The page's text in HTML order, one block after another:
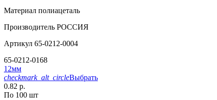
Материал полиацеталь
Производитель РОССИЯ
Артикул 65-0212-0004
65-0212-0168
12мм
checkmark_alt_circleВыбрать
0.82 р.
По 100 шт